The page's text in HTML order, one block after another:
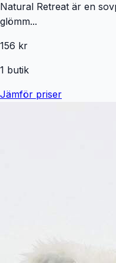
Natural Retreat är en
glömm...
156 kr
1 butik
Jämför priser